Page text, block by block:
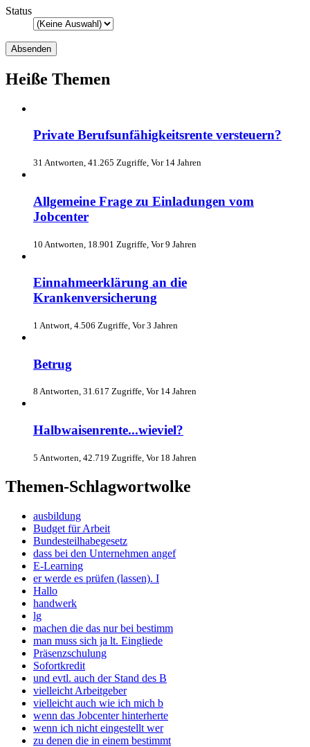
Status
Heiße Themen
Private Berufsunfähigkeitsrente versteuern?
31 Antworten, 41.265 Zugriffe, Vor 14 Jahren
Allgemeine Frage zu Einladungen vom
Jobcenter
10 Antworten, 18.901 Zugriffe, Vor 9 Jahren
Einnahmeerklärung an die
Krankenversicherung
1 Antwort, 4.506 Zugriffe, Vor 3 Jahren
Betrug
8 Antworten, 31.617 Zugriffe, Vor 14 Jahren
Halbwaisenrente...wieviel?
5 Antworten, 42.719 Zugriffe, Vor 18 Jahren
Themen-Schlagwortwolke
ausbildung
Budget für Arbeit
Bundesteilhabegesetz
dass bei den Unternehmen angef
E-Learning
er werde es prüfen (lassen). I
Hallo
handwerk
lg
machen die das nur bei bestimm
man muss sich ja lt. Eingliede
Präsenzschulung
Sofortkredit
und evtl. auch der Stand des B
vielleicht Arbeitgeber
vielleicht auch wie ich mich b
wenn das Jobcenter hinterherte
wenn ich nicht eingestellt wer
zu denen die in einem bestimmt